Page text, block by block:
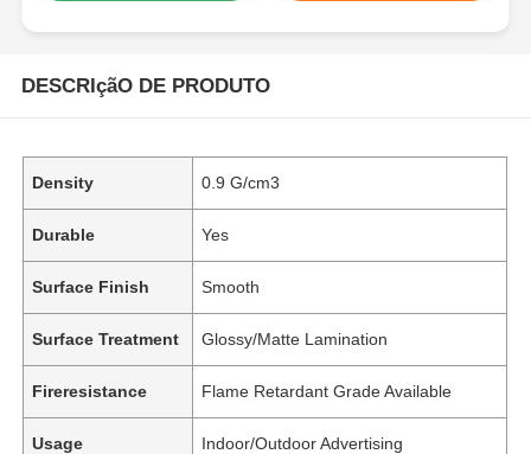
DESCRIçãO DE PRODUTO
Density 0.9 G/cm3
Durable Yes
Surface Finish Smooth
Surface Treatment Glossy/Matte Lamination
Fireresistance Flame Retardant Grade Available
Usage Indoor/Outdoor Advertising